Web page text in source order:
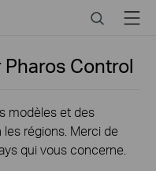
SearchMenu
Pharos Control
modèles et des
régions. Merci de
qui vous concerne.